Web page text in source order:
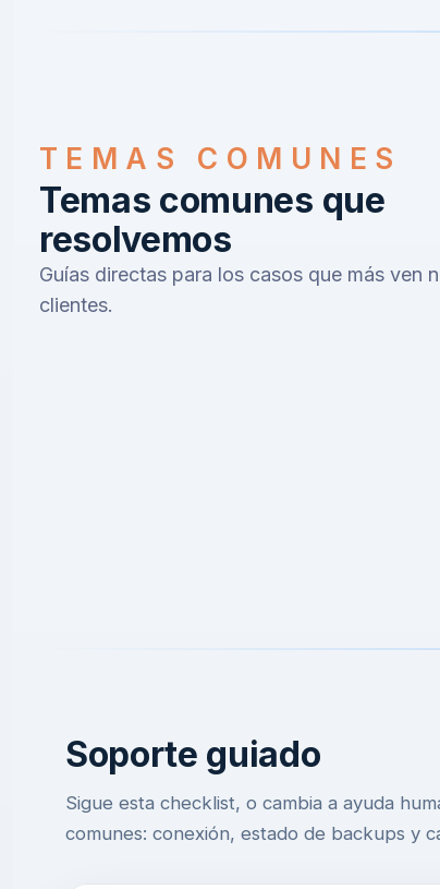
TEMAS COMUNES
Temas comunes que
resolvemos
Guías directas para los casos que más ven
clientes.
Soporte guiado
Sigue esta checklist, o cambia a ayuda
comunes: conexión, estado de backups y